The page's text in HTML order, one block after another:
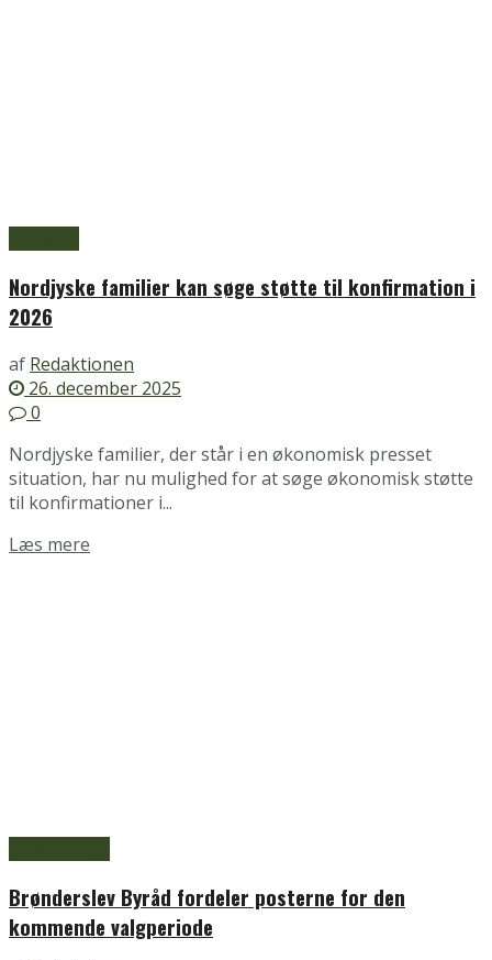
Nordjyske familier kan søge støtte til konfirmation i
2026
af Redaktionen
26. december 2025
0
Nordjyske familier, der står i en økonomisk presset
situation, har nu mulighed for at søge økonomisk støtte
til konfirmationer i...
Læs mere
Brønderslev Byråd fordeler posterne for den
kommende valgperiode